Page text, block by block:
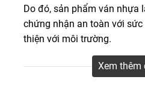
Do đó, sản phẩm ván nhựa
chứng nhận an toàn với
thiện với môi trường.
Sàn nhựa SPC Rosa
Xem thêm